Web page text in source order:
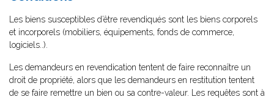
Les biens susceptibles d’être revendiqués sont les biens corporels
et incorporels (mobiliers, équipements, fonds de commerce,
logiciels..).
Les demandeurs en revendication tentent de faire reconnaître un
droit de propriété, alors que les demandeurs en restitution tentent
de se faire remettre un bien ou sa contre-valeur. Les requêtes sont à